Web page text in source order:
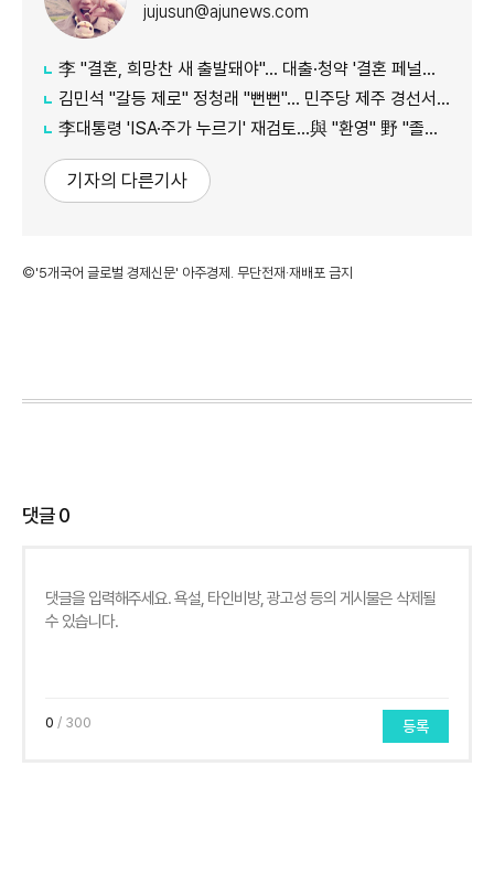
jujusun@ajunews.com
李 "결혼, 희망찬 새 출발돼야"… 대출·청약 '결혼 페널티' 손본다
김민석 "갈등 제로" 정청래 "뻔뻔"… 민주당 제주 경선서 격돌
李대통령 'ISA·주가 누르기' 재검토…與 "환영" 野 "졸속 국정"
기자의 다른기사
©'5개국어 글로벌 경제신문' 아주경제. 무단전재·재배포 금지
댓글0
0 / 300 등록